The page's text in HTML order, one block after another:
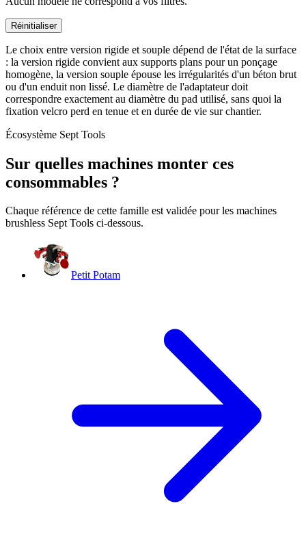
Réinitialiser
Le choix entre version rigide et souple dépend de l'état de la surface
: la version rigide convient aux supports plans pour un ponçage
homogène, la version souple épouse les irrégularités d'un béton brut
ou d'un enduit non lissé. Le diamètre de l'adaptateur doit
correspondre exactement au diamètre du pad utilisé, sans quoi la
fixation velcro perd en tenue et en durée de vie sur chantier.
Écosystème Sept Tools
Sur quelles machines monter ces
consommables ?
Chaque référence de cette famille est validée pour les machines
brushless Sept Tools ci-dessous.
Petit Potam